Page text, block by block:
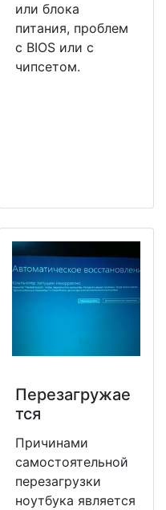
или блока
питания, проблем
с BIOS или с
чипсетом.
Перезагружае
тся
Причинами
самостоятельной
перезагрузки
ноутбука является